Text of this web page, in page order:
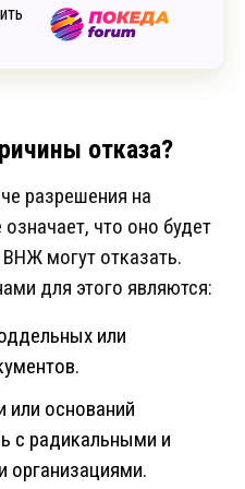
отказа?
разрешения на
что оно будет
могут отказать.
для этого являются:
или
или оснований
с радикальными и
организациями.